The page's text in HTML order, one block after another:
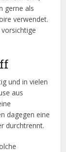
gerne als
verwendet.
und in vielen
aus
dagegen eine
durchtrennt.